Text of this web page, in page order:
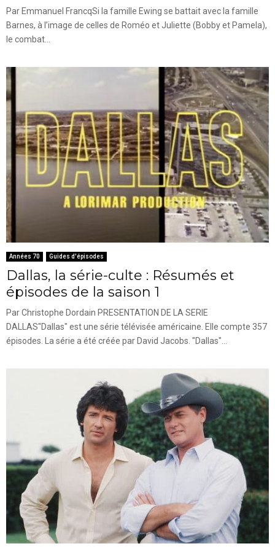
Par Emmanuel FrancqSi la famille Ewing se battait avec la famille
Barnes, à l’image de celles de Roméo et Juliette (Bobby et Pamela),
le combat...
Années 70 Guides d'épisodes
Dallas, la série-culte : Résumés et
épisodes de la saison 1
Par Christophe Dordain PRESENTATION DE LA SERIE
DALLAS"Dallas" est une série télévisée américaine. Elle compte 357
épisodes. La série a été créée par David Jacobs. "Dallas"...